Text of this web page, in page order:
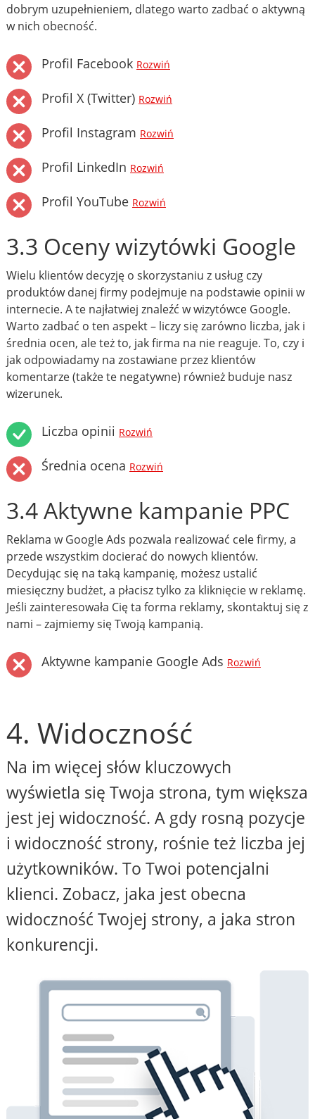
dobrym uzupełnieniem, dlatego warto zadbać o aktywną
w nich obecność.
Profil Facebook Rozwiń
Profil X (Twitter) Rozwiń
Profil Instagram Rozwiń
Profil LinkedIn Rozwiń
Profil YouTube Rozwiń
3.3 Oceny wizytówki Google
Wielu klientów decyzję o skorzystaniu z usług czy
produktów danej firmy podejmuje na podstawie opinii w
internecie. A te najłatwiej znaleźć w wizytówce Google.
Warto zadbać o ten aspekt – liczy się zarówno liczba, jak i
średnia ocen, ale też to, jak firma na nie reaguje. To, czy i
jak odpowiadamy na zostawiane przez klientów
komentarze (także te negatywne) również buduje nasz
wizerunek.
Liczba opinii Rozwiń
Średnia ocena Rozwiń
3.4 Aktywne kampanie PPC
Reklama w Google Ads pozwala realizować cele firmy, a
przede wszystkim docierać do nowych klientów.
Decydując się na taką kampanię, możesz ustalić
miesięczny budżet, a płacisz tylko za kliknięcie w reklamę.
Jeśli zainteresowała Cię ta forma reklamy, skontaktuj się z
nami – zajmiemy się Twoją kampanią.
Aktywne kampanie Google Ads Rozwiń
4. Widoczność
Na im więcej słów kluczowych
wyświetla się Twoja strona, tym większa
jest jej widoczność. A gdy rosną pozycje
i widoczność strony, rośnie też liczba jej
użytkowników. To Twoi potencjalni
klienci. Zobacz, jaka jest obecna
widoczność Twojej strony, a jaka stron
konkurencji.